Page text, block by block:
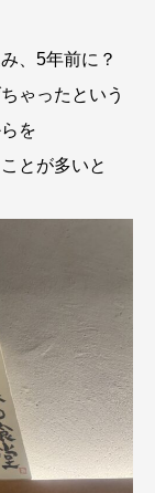
、5年前に？
ゃったという
を
とが多いと